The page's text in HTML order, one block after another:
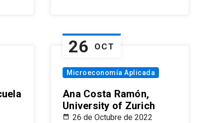
26 OCT
Microeconomía Aplicada
Ana Costa Ramón,
University of Zurich
26 de Octubre de 2022